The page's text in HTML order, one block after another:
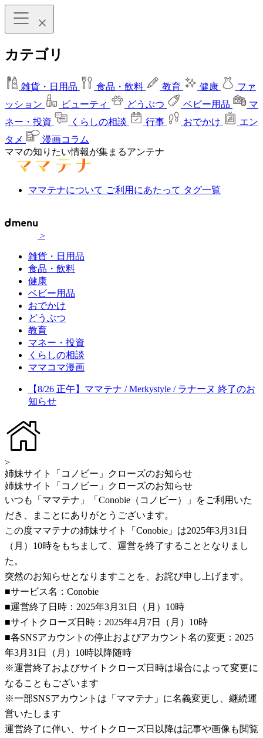
カテゴリ
雑貨・日用品 食品・飲料 教育 健康
ファ
ッション
ビューティ どうぶつ ベビー用品
マ
ネー・投資
くらしの相談 行事 おでかけ
エン
タメ
漫画コラム
ママの知りたい情報が集まるアンテナ
ママテナについて ご利用にあたって タグ一覧
>
雑貨・日用品
食品・飲料
健康
ベビー用品
おでかけ
どうぶつ
教育
マネー・投資
くらしの相談
ママコマ漫画
【8/26 正午】ママテナ / Merkystyle / ラナーヌ 終了のお
知らせ
>
姉妹サイト「コノビー」クローズのお知らせ
姉妹サイト「コノビー」クローズのお知らせ
いつも「ママテナ」「Conobie（コノビー）」をご利用いた
だき、まことにありがとうございます。
この度ママテナの姉妹サイト「Conobie」は2025年3月31日
（月）10時をもちまして、運営を終了することとなりまし
た。
突然のお知らせとなりますことを、お詫び申し上げます。
■サービス名：Conobie
■運営終了日時：2025年3月31日（月）10時
■サイトクローズ日時：2025年4月7日（月）10時
■各SNSアカウントの停止およびアカウント名の変更：2025
年3月31日（月）10時以降随時
※運営終了およびサイトクローズ日時は場合によって変更に
なることもございます
※一部SNSアカウントは「ママテナ」に名義変更し、継続運
営いたします
運営終了に伴い、サイトクローズ日以降は記事や画像も閲覧